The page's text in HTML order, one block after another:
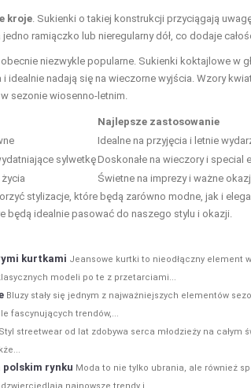
kroje . Sukienki o takiej konstrukcji przyciągają
ramiączko lub nieregularny dół, co dodaje
niezwykle popularne. Sukienki koktajlowe w
idealnie nadają się na wieczorne wyjścia. Wzory
sezonie wiosenno-letnim.
Najlepsze zastosowanie
Idealne na przyjęcia i letnie
sylwetkęDoskonałe na wieczory i special
Świetne na imprezy i ważne
stylizacje, które będą zarówno modne, jak i
idealnie pasować do naszego stylu i okazji.
kurtkami Jeansowe kurtki to nieodłączny element
modeli po te z przetarciami...
Bluzy stały się jednym z najważniejszych elementów
fascynujących trendów,...
Styl streetwear od lat zdobywa serca młodzieży na całym
polskim rynku Moda to nie tylko ubrania, ale również
najnowsze trendy i...